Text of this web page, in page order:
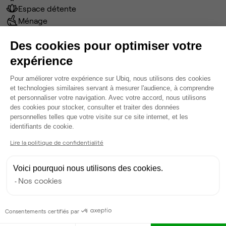
Espace détente
Ménage
Imprimante
Voir plus
Ma sélection de bureau
Bureau privé• 1er étage
2
725 €
Modifier
Bureau privé
Des cookies pour optimiser votre
expérience
Plateforme de Gestion du
Pour améliorer votre expérience sur Ubiq, nous utilisons des cookies
et technologies similaires servant à mesurer l'audience, à comprendre
et personnaliser votre navigation. Avec votre accord, nous utilisons
des cookies pour stocker, consulter et traiter des données
personnelles telles que votre visite sur ce site internet, et les
identifiants de cookie.
Lire la politique de confidentialité
Voici pourquoi nous utilisons des cookies.
Nos cookies
Consentements certifiés par